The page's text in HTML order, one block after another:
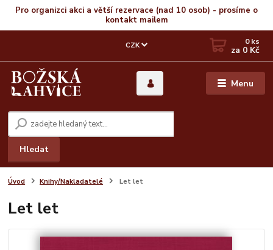
Pro organizci akci a větší rezervace (nad 10 osob) - prosíme o
kontakt mailem
Menu
CZK
Hledat
0ks
za 0 Kč
Úvod Knihy/Nakladatelé Let let
Let let